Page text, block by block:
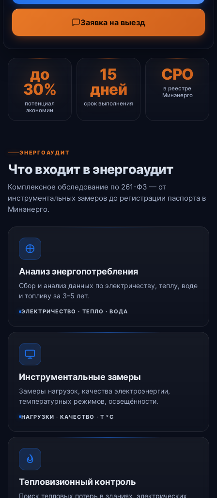
Заявка на выезд
до
30%
потенциал
экономии
15
дней
срок выполнения
СРО
в реестре
Минэнерго
ЭНЕРГОАУДИТ
Что входит в энергоаудит
Комплексное обследование по 261-ФЗ — от
инструментальных замеров до регистрации паспорта в
Минэнерго.
Анализ энергопотребления
Сбор и анализ данных по электричеству, теплу, воде
и топливу за 3–5 лет.
ЭЛЕКТРИЧЕСТВО · ТЕПЛО · ВОДА
Инструментальные замеры
Замеры нагрузок, качества электроэнергии,
температурных режимов, освещённости.
НАГРУЗКИ · КАЧЕСТВО · Т °C
Тепловизионный контроль
Поиск тепловых потерь в зданиях, электрических